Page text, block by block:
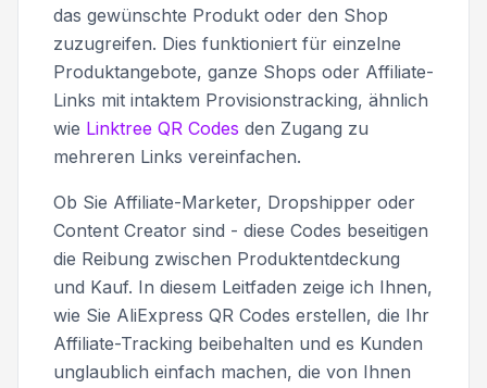
das gewünschte Produkt oder den Shop
zuzugreifen. Dies funktioniert für einzelne
Produktangebote, ganze Shops oder Affiliate-
Links mit intaktem Provisionstracking, ähnlich
wie Linktree QR Codes den Zugang zu
mehreren Links vereinfachen.
Ob Sie Affiliate-Marketer, Dropshipper oder
Content Creator sind - diese Codes beseitigen
die Reibung zwischen Produktentdeckung
und Kauf. In diesem Leitfaden zeige ich Ihnen,
wie Sie AliExpress QR Codes erstellen, die Ihr
Affiliate-Tracking beibehalten und es Kunden
unglaublich einfach machen, die von Ihnen